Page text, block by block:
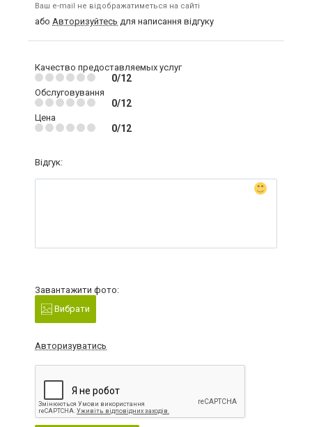
Ваш e-mail не відображатиметься на сайті
або Авторизуйтесь для написання відгуку
Качество предоставляемых услуг
0/12
Обслуговування
0/12
Цена
0/12
Відгук:
Завантажити фото:
Вибрати
Авторизуватись